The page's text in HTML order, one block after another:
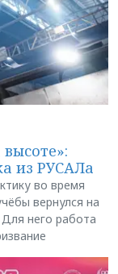
из РУСАЛа
во время
вернулся на
него работа